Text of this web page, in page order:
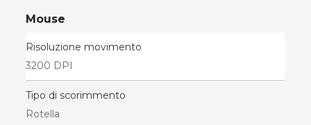
Mouse
Risoluzione movimento
3200 DPI
Tipo di scorimmento
Rotella